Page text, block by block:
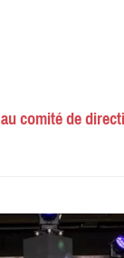
comité de